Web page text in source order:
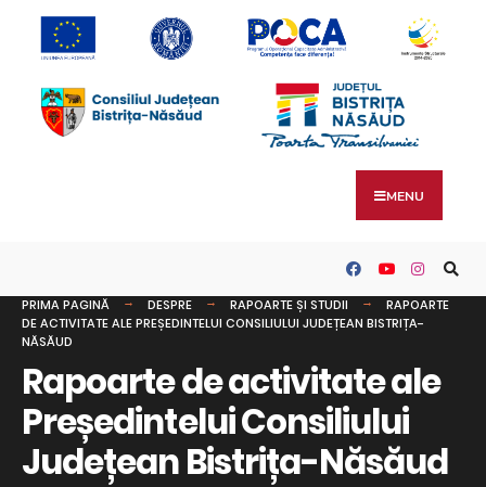
MENU
PRIMA PAGINĂ DESPRE RAPOARTE ȘI STUDII
RAPOARTE
DE ACTIVITATE ALE PREȘEDINTELUI CONSILIULUI JUDEȚEAN BISTRIȚA-
NĂSĂUD
Rapoarte de activitate ale
Președintelui Consiliului
Județean Bistrița-Năsăud